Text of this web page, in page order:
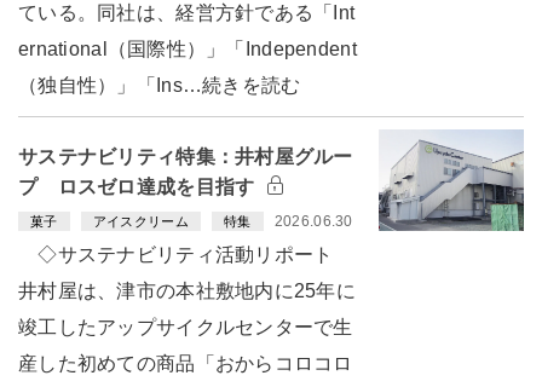
ている。同社は、経営方針である「Int
ernational（国際性）」「Independent
（独自性）」「Ins…続きを読む
サステナビリティ特集：井村屋グルー
プ ロスゼロ達成を目指す
菓子 アイスクリーム 特集 2026.06.30
◇サステナビリティ活動リポート
井村屋は、津市の本社敷地内に25年に
竣工したアップサイクルセンターで生
産した初めての商品「おからコロコロ